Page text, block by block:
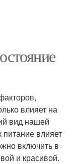
влияет на
вид нашей
влияет
включить в
и красивой.